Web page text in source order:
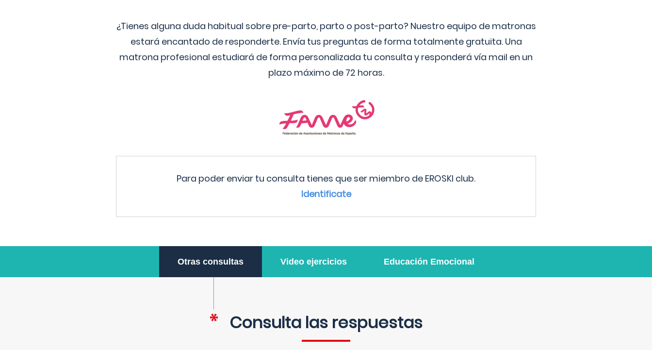
¿Tienes alguna duda habitual sobre pre-parto, parto o post-parto? Nuestro equipo de matronas
estará encantado de responderte. Envía tus preguntas de forma totalmente gratuita. Una
matrona profesional estudiará de forma personalizada tu consulta y responderá vía mail en un
plazo máximo de 72 horas.
Para poder enviar tu consulta tienes que ser miembro de EROSKI club.
Identificate
Otras consultas Video ejercicios Educación Emocional
Consulta las respuestas